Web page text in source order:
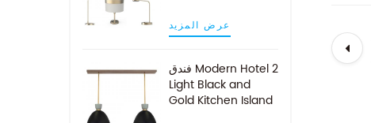
عرض المزيد
فندق Modern Hotel 2
Light Black and
Gold Kitchen Island